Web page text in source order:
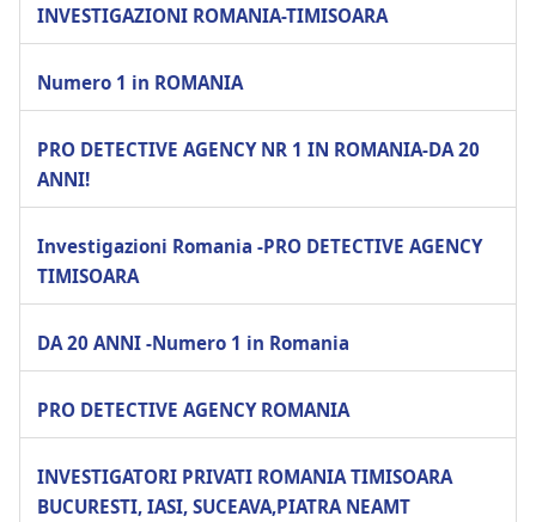
INVESTIGAZIONI ROMANIA-TIMISOARA
Numero 1 in ROMANIA
PRO DETECTIVE AGENCY NR 1 IN ROMANIA-DA 20
ANNI!
Investigazioni Romania -PRO DETECTIVE AGENCY
TIMISOARA
DA 20 ANNI -Numero 1 in Romania
PRO DETECTIVE AGENCY ROMANIA
INVESTIGATORI PRIVATI ROMANIA TIMISOARA
BUCURESTI, IASI, SUCEAVA,PIATRA NEAMT